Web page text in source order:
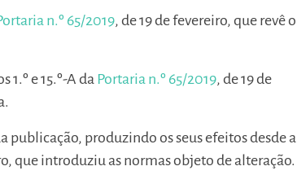
n.º 65/2019, de 19 de fevereiro, que revê o
e 15.º-A da Portaria n.º 65/2019, de 19 de
publicação, produzindo os seus efeitos desde a
que introduziu as normas objeto de alteração.